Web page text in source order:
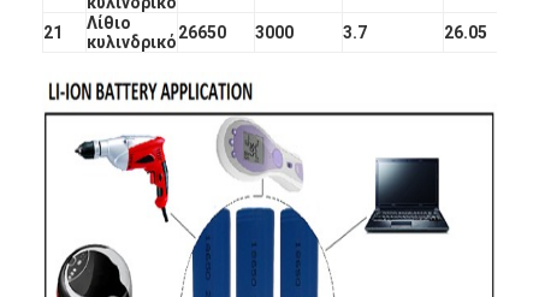
21
Λίθιο
κυλινδρικό26650 3000 3.7 26.05